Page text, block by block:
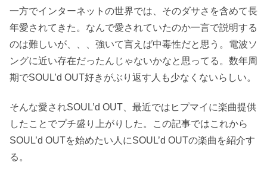
一方でインターネットの世界では、そのダサさを含めて長
年愛されてきた。なんで愛されていたのか一言で説明する
のは難しいが、、、強いて言えば中毒性だと思う。電波ソ
ングに近い存在だったんじゃないかなと思ってる。数年周
期でSOUL’d OUT好きがぶり返す人も少なくないらしい。
そんな愛されSOUL’d OUT、最近ではヒプマイに楽曲提供
したことでプチ盛り上がりした。この記事ではこれから
SOUL’d OUTを始めたい人にSOUL’d OUTの楽曲を紹介す
る。